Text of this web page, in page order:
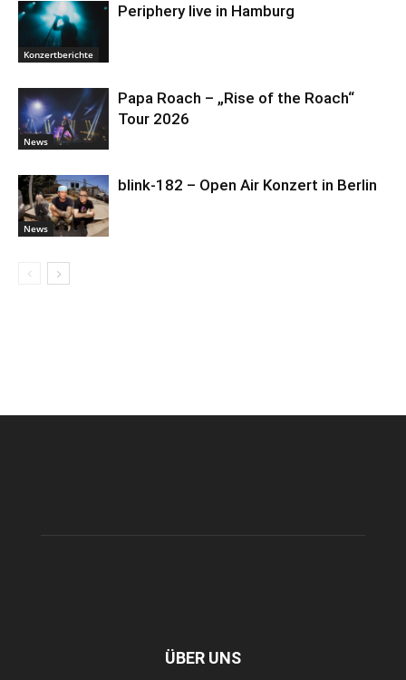
Konzertberichte
Periphery live in Hamburg
News
Papa Roach – „Rise of the Roach“
Tour 2026
News
blink-182 – Open Air Konzert in Berlin
ÜBER UNS